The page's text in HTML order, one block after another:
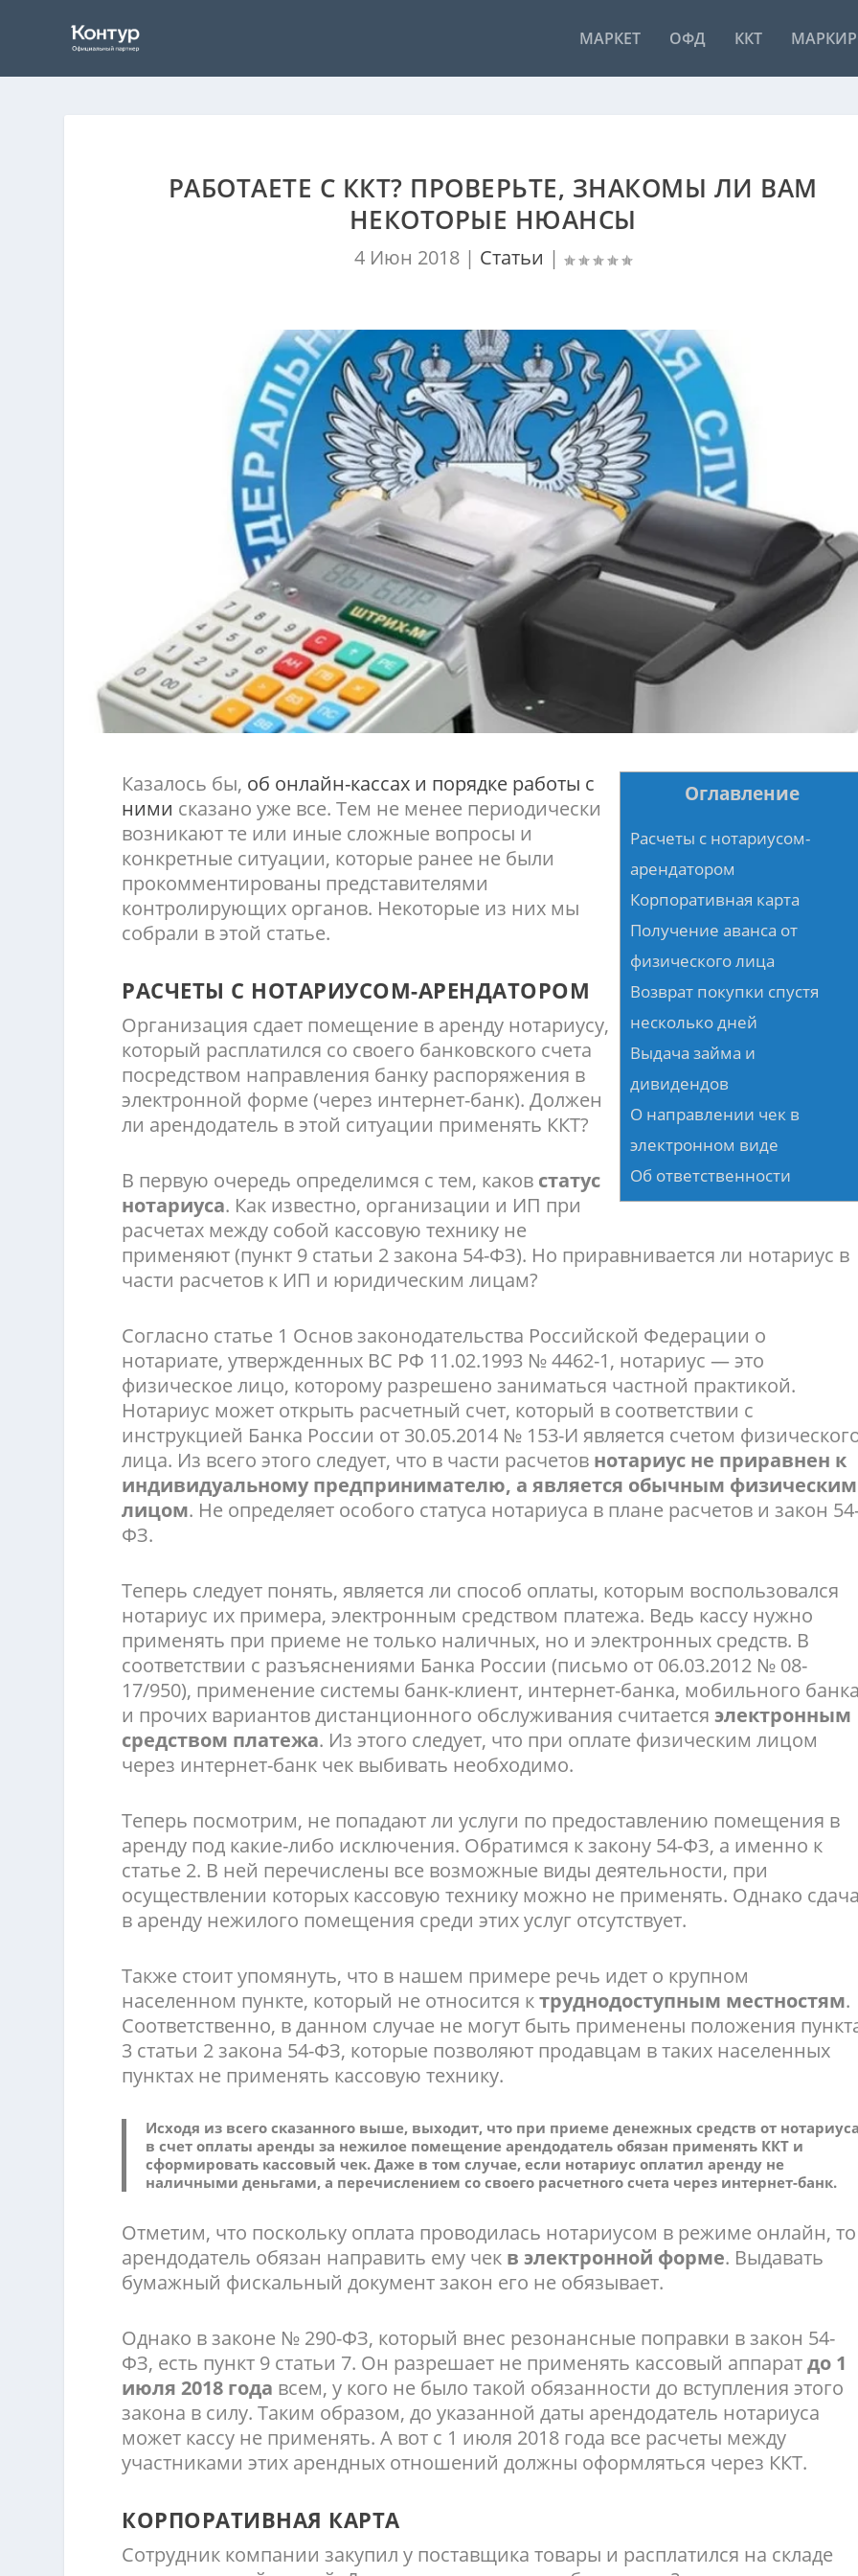
МАРКЕТ ОФД ККТ
РАБОТАЕТЕ С ККТ? ПРОВЕРЬТЕ, ЗНАКОМЫ ЛИ ВАМ
НЕКОТОРЫЕ НЮАНСЫ
4 Июн 2018 | Статьи |
Оглавление
Расчеты с нотариусом-
арендатором
Корпоративная карта
Получение аванса от
физического лица
Возврат покупки спустя
несколько дней
Выдача займа и
дивидендов
О направлении чек в
электронном виде
Об ответственности
Казалось бы, об онлайн-кассах и порядке работы с
ними сказано уже все. Тем не менее периодически
возникают те или иные сложные вопросы и
конкретные ситуации, которые ранее не были
прокомментированы представителями
контролирующих органов. Некоторые из них мы
собрали в этой статье.
РАСЧЕТЫ С НОТАРИУСОМ-АРЕНДАТОРОМ
Организация сдает помещение в аренду нотариусу,
который расплатился со своего банковского счета
посредством направления банку распоряжения в
электронной форме (через интернет-банк). Должен
ли арендодатель в этой ситуации применять ККТ?
В первую очередь определимся с тем, каков статус
нотариуса. Как известно, организации и ИП при
расчетах между собой кассовую технику не
применяют (пункт 9 статьи 2 закона 54-ФЗ). Но приравнивается ли нотариус в
части расчетов к ИП и юридическим лицам?
Согласно статье 1 Основ законодательства Российской Федерации о
нотариате, утвержденных ВС РФ 11.02.1993 № 4462-1, нотариус — это
физическое лицо, которому разрешено заниматься частной практикой.
Нотариус может открыть расчетный счет, который в соответствии с
инструкцией Банка России от 30.05.2014 № 153-И является счетом
лица. Из всего этого следует, что в части расчетов нотариус не приравнен к
индивидуальному предпринимателю, а является обычным физическим
лицом. Не определяет особого статуса нотариуса в плане расчетов и закон
ФЗ.
Теперь следует понять, является ли способ оплаты, которым воспользовался
нотариус их примера, электронным средством платежа. Ведь кассу нужно
применять при приеме не только наличных, но и электронных средств. В
соответствии с разъяснениями Банка России (письмо от 06.03.2012 № 08-
17/950), применение системы банк-клиент, интернет-банка, мобильного банка
и прочих вариантов дистанционного обслуживания считаетсяэлектронным
средством платежа. Из этого следует, что при оплате физическим лицом
через интернет-банк чек выбивать необходимо.
Теперь посмотрим, не попадают ли услуги по предоставлению помещения в
аренду под какие-либо исключения. Обратимся к закону 54-ФЗ, а именно к
статье 2. В ней перечислены все возможные виды деятельности, при
осуществлении которых кассовую технику можно не применять. Однако сдача
в аренду нежилого помещения среди этих услуг отсутствует.
Также стоит упомянуть, что в нашем примере речь идет о крупном
населенном пункте, который не относится ктруднодоступным местностям.
Соответственно, в данном случае не могут быть применены положения
3 статьи 2 закона 54-ФЗ, которые позволяют продавцам в таких населенных
пунктах не применять кассовую технику.
Исходя из всего сказанного выше, выходит, что при приеме денежных средств от нотариуса
в счет оплаты аренды за нежилое помещение арендодатель обязан применять ККТ и
сформировать кассовый чек. Даже в том случае, если нотариус оплатил аренду не
наличными деньгами, а перечислением со своего расчетного счета через интернет-банк.
Отметим, что поскольку оплата проводилась нотариусом в режиме онлайн, то
арендодатель обязан направить ему чек в электронной форме. Выдавать
бумажный фискальный документ закон его не обязывает.
Однако в законе № 290-ФЗ, который внес резонансные поправки в закон 54-
ФЗ, есть пункт 9 статьи 7. Он разрешает не применять кассовый аппаратдо 1
июля 2018 года всем, у кого не было такой обязанности до вступления этого
закона в силу. Таким образом, до указанной даты арендодатель нотариуса
может кассу не применять. А вот с 1 июля 2018 года все расчеты между
участниками этих арендных отношений должны оформляться через ККТ.
КОРПОРАТИВНАЯ КАРТА
Сотрудник компании закупил у поставщика товары и расплатился на складе